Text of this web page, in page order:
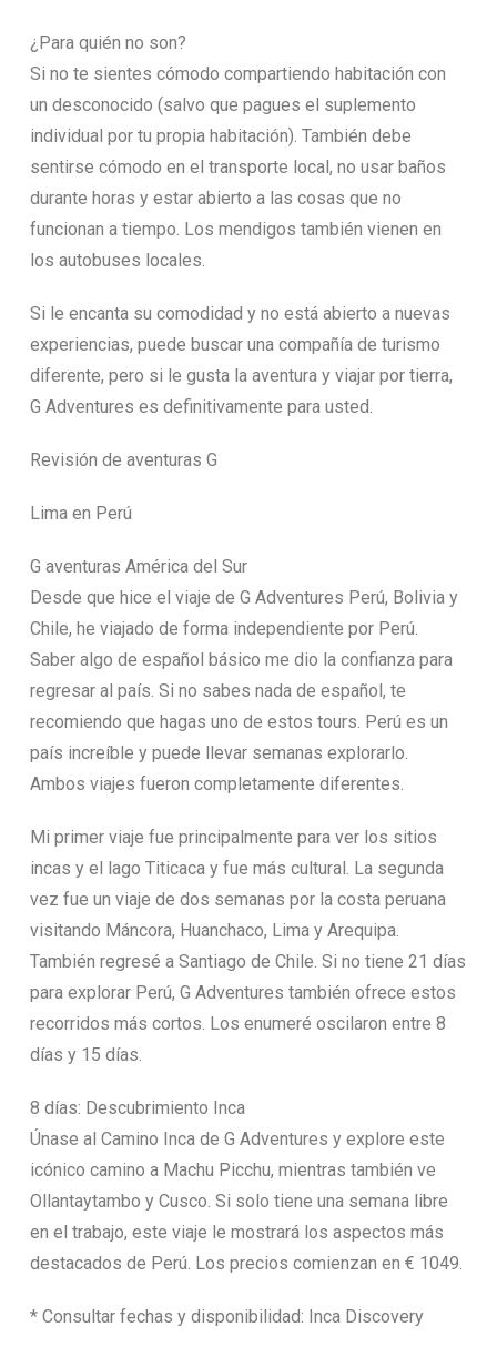
¿Para quién no son?
Si no te sientes cómodo compartiendo habitación con
un desconocido (salvo que pagues el suplemento
individual por tu propia habitación). También debe
sentirse cómodo en el transporte local, no usar baños
durante horas y estar abierto a las cosas que no
funcionan a tiempo. Los mendigos también vienen en
los autobuses locales.
Si le encanta su comodidad y no está abierto a nuevas
experiencias, puede buscar una compañía de turismo
diferente, pero si le gusta la aventura y viajar por tierra,
G Adventures es definitivamente para usted.
Revisión de aventuras G
Lima en Perú
G aventuras América del Sur
Desde que hice el viaje de G Adventures Perú, Bolivia y
Chile, he viajado de forma independiente por Perú.
Saber algo de español básico me dio la confianza para
regresar al país. Si no sabes nada de español, te
recomiendo que hagas uno de estos tours. Perú es un
país increíble y puede llevar semanas explorarlo.
Ambos viajes fueron completamente diferentes.
Mi primer viaje fue principalmente para ver los sitios
incas y el lago Titicaca y fue más cultural. La segunda
vez fue un viaje de dos semanas por la costa peruana
visitando Máncora, Huanchaco, Lima y Arequipa.
También regresé a Santiago de Chile. Si no tiene 21 días
para explorar Perú, G Adventures también ofrece estos
recorridos más cortos. Los enumeré oscilaron entre 8
días y 15 días.
8 días: Descubrimiento Inca
Únase al Camino Inca de G Adventures y explore este
icónico camino a Machu Picchu, mientras también ve
Ollantaytambo y Cusco. Si solo tiene una semana libre
en el trabajo, este viaje le mostrará los aspectos más
destacados de Perú. Los precios comienzan en € 1049.
* Consultar fechas y disponibilidad: Inca Discovery